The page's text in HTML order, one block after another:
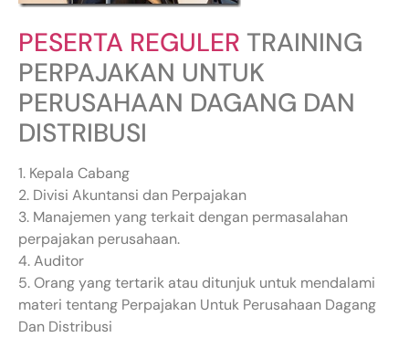
PESERTA REGULER TRAINING
PERPAJAKAN UNTUK
PERUSAHAAN DAGANG DAN
DISTRIBUSI
1. Kepala Cabang
2. Divisi Akuntansi dan Perpajakan
3. Manajemen yang terkait dengan permasalahan
perpajakan perusahaan.
4. Auditor
5. Orang yang tertarik atau ditunjuk untuk mendalami
materi tentang Perpajakan Untuk Perusahaan Dagang
Dan Distribusi